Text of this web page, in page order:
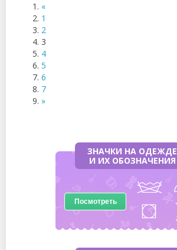
«
1
2
3
4
5
6
7
»
ЗНАЧКИ НА ОДЕЖДЕ
И ИХ ОБОЗНАЧЕНИЯ
Посмотреть